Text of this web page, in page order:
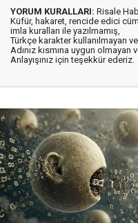
YORUM KURALLARI: Risale
Küfür, hakaret, rencide edici
imla kuralları ile yazılmamış,
Türkçe karakter kullanılmayan
Adınız kısmına uygun
Anlayışınız için teşekkür ederiz.